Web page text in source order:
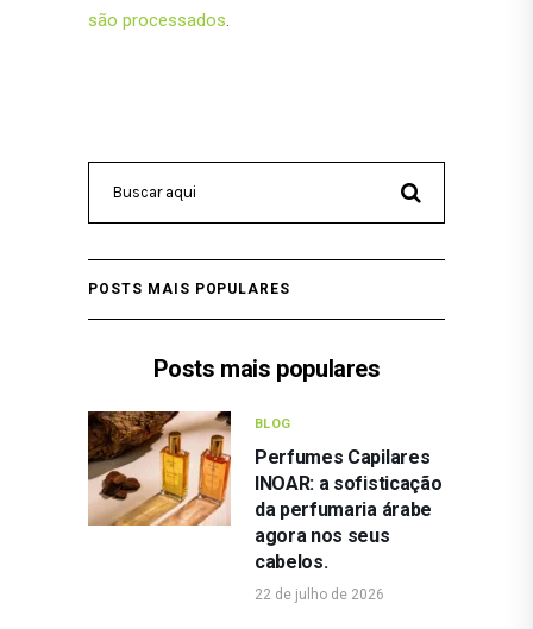
são processados.
POSTS MAIS POPULARES
Posts mais populares
BLOG
Perfumes Capilares
INOAR: a sofisticação
da perfumaria árabe
agora nos seus
cabelos.
22 de julho de 2026